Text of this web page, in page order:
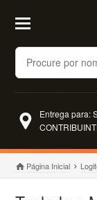
Buscar
Entrega para:
Página Inicial